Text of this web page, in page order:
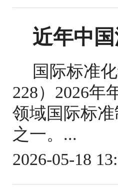
近年中
国际标准
228）2026年
领域国际标
之一。...
2026-05-18